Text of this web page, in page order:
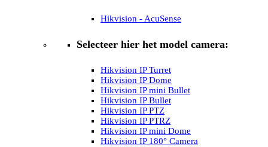
Hikvision - AcuSense
Selecteer hier het model camera:
Hikvision IP Turret
Hikvision IP Dome
Hikvision IP mini Bullet
Hikvision IP Bullet
Hikvision IP PTZ
Hikvision IP PTRZ
Hikvision IP mini Dome
Hikvision IP 180° Camera